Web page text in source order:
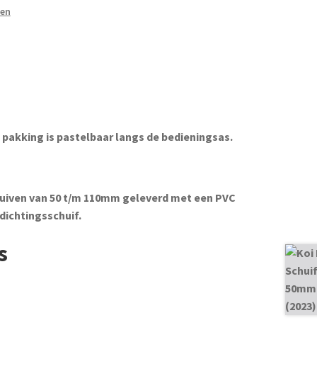
is pastelbaar langs de bedieningsas.
van 50 t/m 110mm geleverd met een PVC